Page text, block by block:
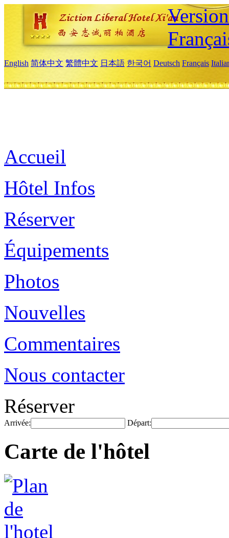
English 简体中文 繁體中文 日本語 한국어 Deutsch Français
Accueil
Hôtel Infos
Réserver
Équipements
Photos
Nouvelles
Commentaires
Nous contacter
Réserver
Arrivée: Départ:
Carte de l'hôtel